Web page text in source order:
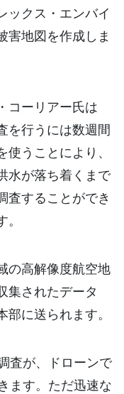
ックス・エンバイ
害地図を作成しま
コーリアー氏は
を行うには数週間
うことにより、
水が落ち着くまで
査することができ
の高解像度航空地
集されたデータ
に送られます。
査が、ドローンで
ます。ただ迅速な